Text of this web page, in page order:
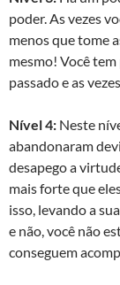
poder. As vezes
menos que tome
mesmo! Você
passado e as
Nível 4: Neste
abandonaram
desapego a
mais forte que
isso, levando a
e não, você não
conseguem